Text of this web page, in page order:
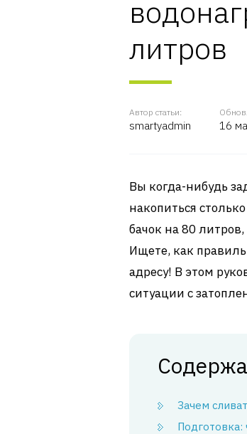
литров
Автор статьи:
smartyadmin 16
Вы когда-нибудь
накопиться
бачок на 80
Ищете, как
адресу! В этом
ситуации с
Зачем
Подготовка: